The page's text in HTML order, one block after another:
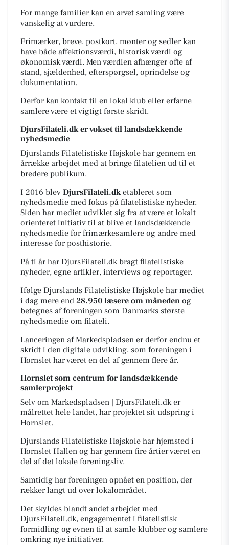
For mange familier kan en arvet samling være
vanskelig at vurdere.
Frimærker, breve, postkort, mønter og sedler kan
have både affektionsværdi, historisk værdi og
økonomisk værdi. Men værdien afhænger ofte af
stand, sjældenhed, efterspørgsel, oprindelse og
dokumentation.
Derfor kan kontakt til en lokal klub eller erfarne
samlere være et vigtigt første skridt.
DjursFilateli.dk er vokset til landsdækkende
nyhedsmedie
Djurslands Filatelistiske Højskole har gennem en
årrække arbejdet med at bringe filatelien ud til et
bredere publikum.
I 2016 blev DjursFilateli.dketableret som
nyhedsmedie med fokus på filatelistiske nyheder.
Siden har mediet udviklet sig fra at være et lokalt
orienteret initiativ til at blive et landsdækkende
nyhedsmedie for frimærkesamlere og andre med
interesse for posthistorie.
På ti år har DjursFilateli.dk bragt filatelistiske
nyheder, egne artikler, interviews og reportager.
Ifølge Djurslands Filatelistiske Højskole har mediet
i dag mere end 28.950 læsere om måneden og
betegnes af foreningen som Danmarks største
nyhedsmedie om filateli.
Lanceringen af Markedspladsen er derfor endnu et
skridt i den digitale udvikling, som foreningen i
Hornslet har været en del af gennem flere år.
Hornslet som centrum for landsdækkende
samlerprojekt
Selv om Markedspladsen | DjursFilateli.dk er
målrettet hele landet, har projektet sit udspring i
Hornslet.
Djurslands Filatelistiske Højskole har hjemsted i
Hornslet Hallen og har gennem fire årtier været en
del af det lokale foreningsliv.
Samtidig har foreningen opnået en position, der
rækker langt ud over lokalområdet.
Det skyldes blandt andet arbejdet med
DjursFilateli.dk, engagementet i filatelistisk
formidling og evnen til at samle klubber og samlere
omkring nye initiativer.